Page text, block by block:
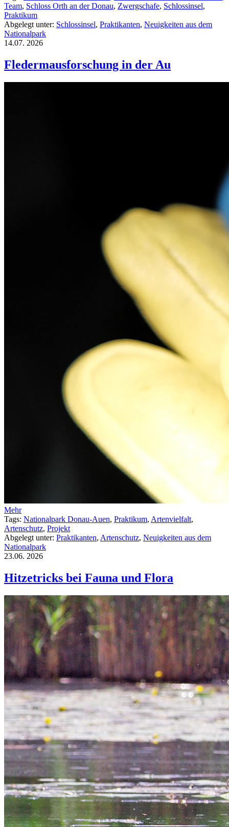
Team, Schloss Orth an der Donau, Zwergschafe, Schlossinsel,
Praktikum
Abgelegt unter: Schlossinsel, Praktikanten, Neuigkeiten aus dem
Nationalpark
14.07. 2026
Fledermausforschung in der Au
Mehr
Tags: Nationalpark Donau-Auen, Praktikum, Artenvielfalt,
Artenschutz, Projekt
Abgelegt unter: Praktikanten, Artenschutz, Neuigkeiten aus dem
Nationalpark
23.06. 2026
Hitzetricks bei Fauna und Flora